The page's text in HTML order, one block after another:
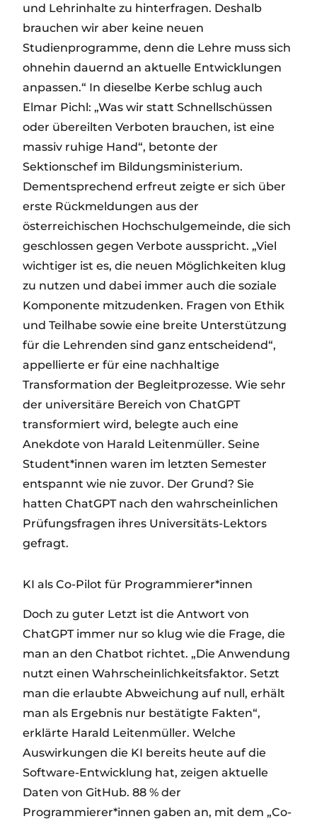
und Lehrinhalte zu hinterfragen. Deshalb
brauchen wir aber keine neuen
Studienprogramme, denn die Lehre muss sich
ohnehin dauernd an aktuelle Entwicklungen
anpassen.“ In dieselbe Kerbe schlug auch
Elmar Pichl: „Was wir statt Schnellschüssen
oder übereilten Verboten brauchen, ist eine
massiv ruhige Hand“, betonte der
Sektionschef im Bildungsministerium.
Dementsprechend erfreut zeigte er sich über
erste Rückmeldungen aus der
österreichischen Hochschulgemeinde, die sich
geschlossen gegen Verbote ausspricht. „Viel
wichtiger ist es, die neuen Möglichkeiten klug
zu nutzen und dabei immer auch die soziale
Komponente mitzudenken. Fragen von Ethik
und Teilhabe sowie eine breite Unterstützung
für die Lehrenden sind ganz entscheidend“,
appellierte er für eine nachhaltige
Transformation der Begleitprozesse. Wie sehr
der universitäre Bereich von ChatGPT
transformiert wird, belegte auch eine
Anekdote von Harald Leitenmüller. Seine
Student*innen waren im letzten Semester
entspannt wie nie zuvor. Der Grund? Sie
hatten ChatGPT nach den wahrscheinlichen
Prüfungsfragen ihres Universitäts-Lektors
gefragt.
KI als Co-Pilot für Programmierer*innen
Doch zu guter Letzt ist die Antwort von
ChatGPT immer nur so klug wie die Frage, die
man an den Chatbot richtet. „Die Anwendung
nutzt einen Wahrscheinlichkeitsfaktor. Setzt
man die erlaubte Abweichung auf null, erhält
man als Ergebnis nur bestätigte Fakten“,
erklärte Harald Leitenmüller. Welche
Auswirkungen die KI bereits heute auf die
Software-Entwicklung hat, zeigen aktuelle
Daten von GitHub. 88 % der
Programmierer*innen gaben an, mit dem „Co-